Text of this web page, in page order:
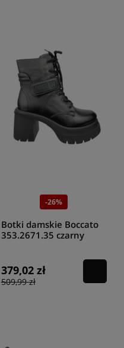
-26%
Botki damskie Boccato
353.2671.35 czarny
379,02 zł
509,99 zł